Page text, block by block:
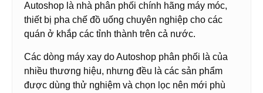
Autoshop là nhà phân phối chính hãng máy móc,
thiết bị pha chế đồ uống chuyên nghiệp cho các
quán ở khắp các tỉnh thành trên cả nước.
Các dòng máy xay do Autoshop phân phối là của
nhiều thương hiệu, nhưng đều là các sản phẩm
được dùng thử nghiệm và chọn lọc nên mới phù